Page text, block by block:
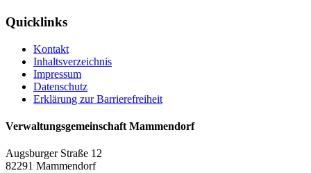
Quicklinks
Kontakt
Inhaltsverzeichnis
Impressum
Datenschutz
Erklärung zur Barrierefreiheit
Verwaltungsgemeinschaft Mammendorf
Augsburger Straße 12
82291 Mammendorf